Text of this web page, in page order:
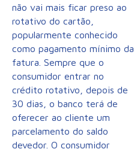
não vai mais ficar preso ao
rotativo do cartão,
popularmente conhecido
como pagamento mínimo da
fatura. Sempre que o
consumidor entrar no
crédito rotativo, depois de
30 dias, o banco terá de
oferecer ao cliente um
parcelamento do saldo
devedor. O consumidor